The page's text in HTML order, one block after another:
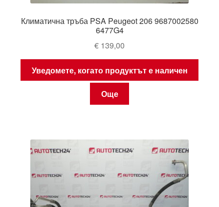
Климатична тръба PSA Peugeot 206 9687002580
6477G4
€ 139,00
Уведомете, когато продуктът е наличен
Още